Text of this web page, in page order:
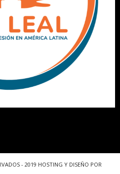
- 2019 HOSTING Y DISEÑO POR